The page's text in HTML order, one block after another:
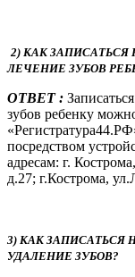
2) КАК
ЛЕЧЕНИЕ ЗУБОВ
ОТВЕТ :
зубов ребенку
посредством
адресам: г.
д.27; г.Кострома,
3) КАК ЗАПИСАТЬСЯ
УДАЛЕНИЕ ЗУБОВ?